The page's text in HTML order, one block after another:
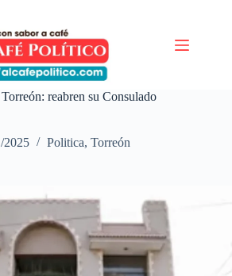
reabren su Consulado
2025 Politica, Torreón